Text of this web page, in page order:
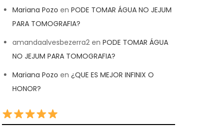
Mariana Pozo en PODE TOMAR ÁGUA NO JEJUM
PARA TOMOGRAFIA?
amandaalvesbezerra2 en PODE TOMAR ÁGUA
NO JEJUM PARA TOMOGRAFIA?
Mariana Pozo en ¿QUE ES MEJOR INFINIX O
HONOR?